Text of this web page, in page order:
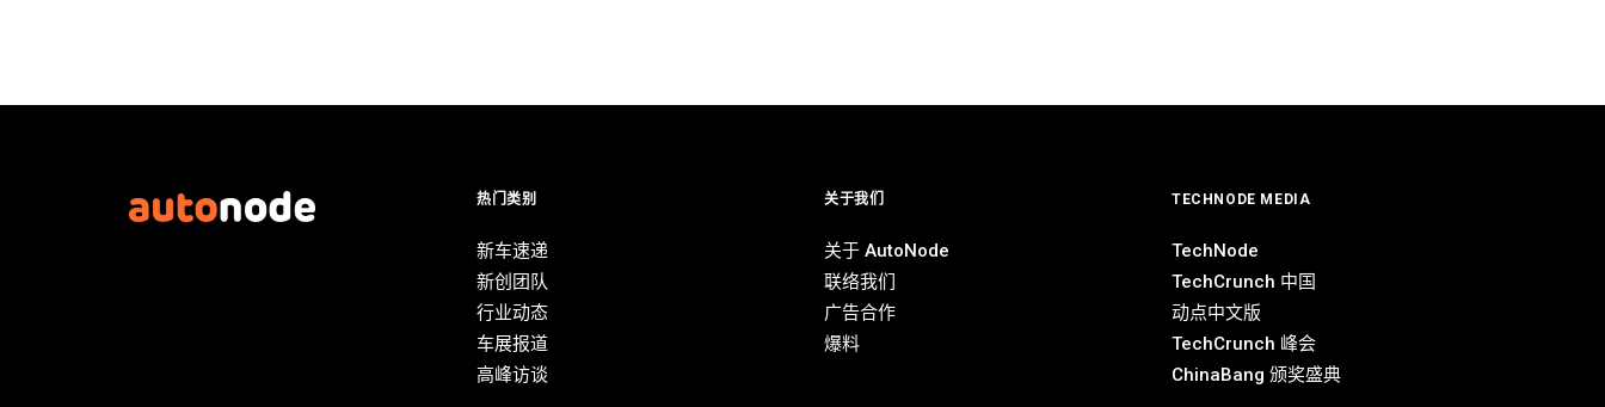
热门类别
新车速递
新创团队
行业动态
车展报道
高峰访谈
关于我们
关于 AutoNode
联络我们
广告合作
爆料
TECHNODE MEDIA
TechNode
TechCrunch 中国
动点中文版
TechCrunch 峰会
ChinaBang 颁奖盛典